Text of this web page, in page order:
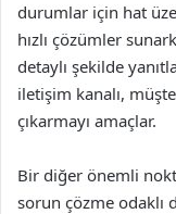
durumlar için hat
hızlı çözümler
detaylı şekilde
iletişim kanalı,
çıkarmayı amaçlar.
Bir diğer önemli
sorun çözme odaklı